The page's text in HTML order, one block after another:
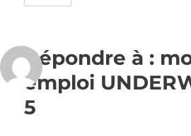
Répondre à :
emploi
5